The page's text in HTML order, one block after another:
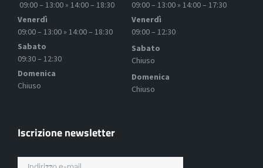
09:00 – 13:00 » 14:00 – 18:30
Venerdì
09:00 – 13:00 » 14:00 – 18:30
Sabato
09:30 – 12:30
Domenica
Chiuso
09:00 – 13:00 » 14:00 – 17:30
Venerdì
09:00 – 12:30
Sabato
Chiuso
Domenica
Chiuso
Iscrizione newsletter